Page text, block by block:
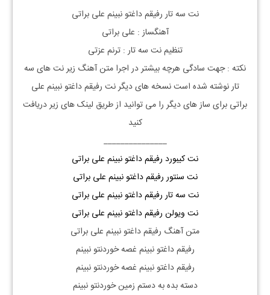
نت سه تار رفیقم داغتو نبینم علی براتی
آهنگساز : علی براتی
تنظیم نت سه تار: ترنم عزتی
نکته : جهت سادگی هرچه بیشتر در اجرا متن آهنگ زیر نت های سه
تارنوشته شده است نسخه های دیگر نت رفیقم داغتو نبینم علی
براتی برای ساز های دیگر را می توانید از طریق لینک های زیر دریافت
کنید
_______________
نت کیبورد رفیقم داغتو نبینم علی براتی
نت سنتور رفیقم داغتو نبینم علی براتی
نت سه تار رفیقم داغتو نبینم علی براتی
نت ویولن رفیقم داغتو نبینم علی براتی
متن آهنگ رفیقم داغتو نبینم علی براتی
رفیقم داغتو نبینم غصه خوردنتو نبینم
رفیقم داغتو نبینم غصه خوردنتو نبینم
دسته بده به دستم زمین خوردنتو نبینم